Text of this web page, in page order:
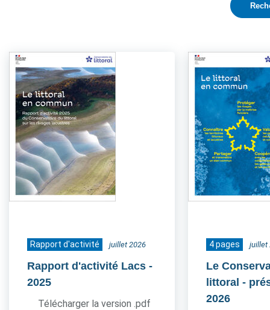
Rapport d'activité juillet 2026
Rapport d'activité Lacs -
2025
Télécharger la version .pdf
4 pages juillet
Le
littoral -
2026